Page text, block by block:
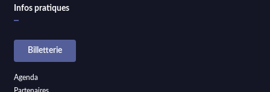
Infos pratiques
Billetterie
Agenda